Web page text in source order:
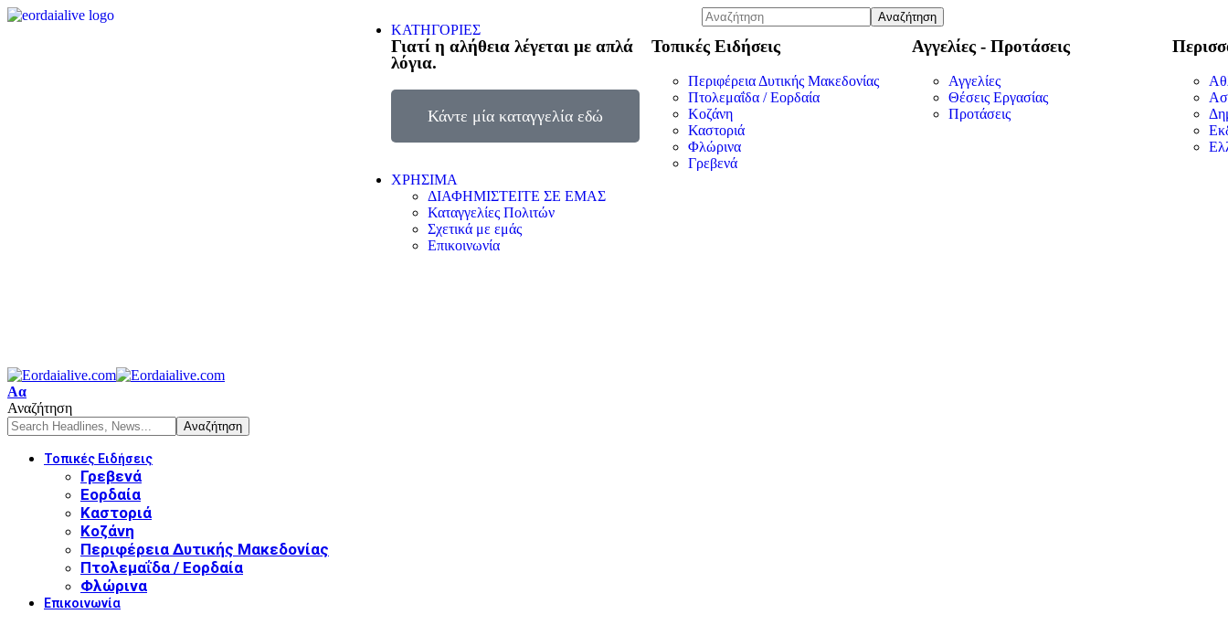
ΚΑΤΗΓΟΡΙΕΣ
Γιατί η αλήθεια λέγεται με απλά
λόγια.
Κάντε μία καταγγελία εδώ
Τοπικές Ειδήσεις
Περιφέρεια Δυτικής Μακεδονίας
Πτολεμαΐδα / Εορδαία
Κοζάνη
Καστοριά
Φλώρινα
Γρεβενά
Αγγελίες - Προτάσεις
Αγγελίες
Θέσεις Εργασίας
Προτάσεις
ΧΡΗΣΙΜΑ
ΔΙΑΦΗΜΙΣΤΕΙΤΕ ΣΕ ΕΜΑΣ
Καταγγελίες Πολιτών
Σχετικά με εμάς
Επικοινωνία
Αα
Αναζήτηση
Τοπικές Ειδήσεις
Γρεβενά
Εορδαία
Καστοριά
Κοζάνη
Περιφέρεια Δυτικής Μακεδονίας
Πτολεμαΐδα / Εορδαία
Φλώρινα
Επικοινωνία